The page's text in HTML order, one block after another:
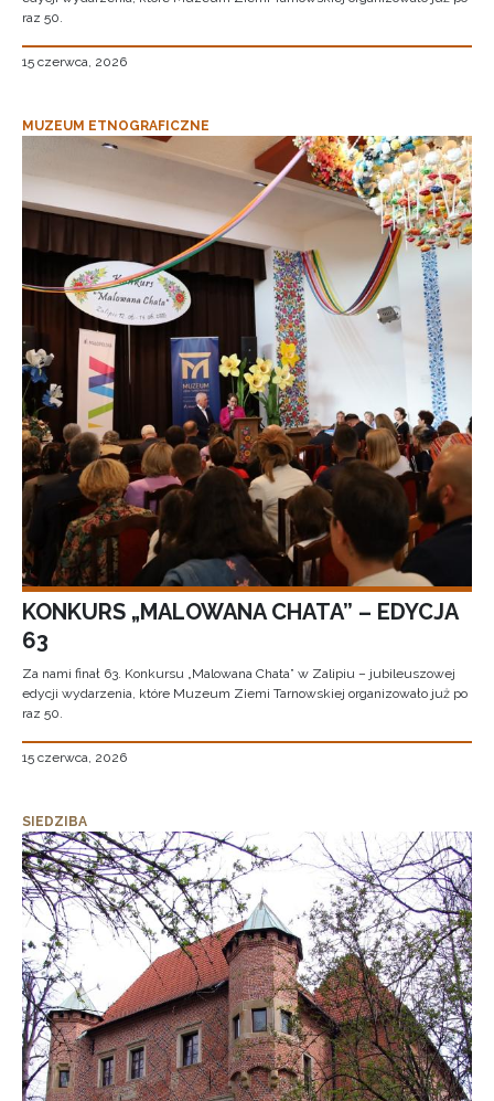
raz 50.
15 czerwca, 2026
MUZEUM ETNOGRAFICZNE
KONKURS „MALOWANA CHATA” – EDYCJA
63
Za nami finał 63. Konkursu „Malowana Chata” w Zalipiu – jubileuszowej
edycji wydarzenia, które Muzeum Ziemi Tarnowskiej organizowało już po
raz 50.
15 czerwca, 2026
SIEDZIBA